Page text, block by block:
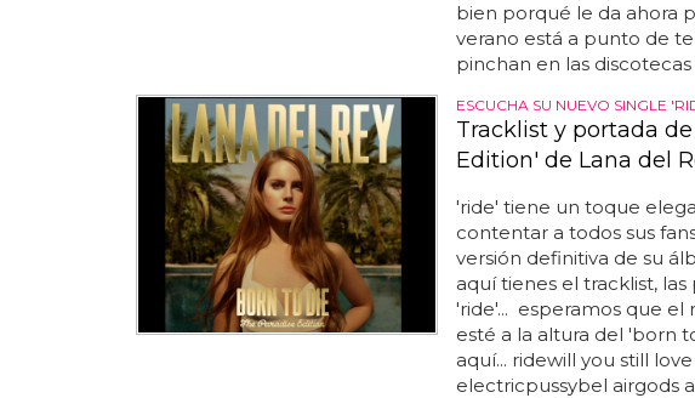
bien porqué le da ahora
verano está a punto de
pinchan en las discotecas
ESCUCHA SU NUEVO SINGLE
Tracklist y portada
Edition' de Lana del
'ride' tiene un toque
contentar a todos sus
versión definitiva de su
aquí tienes el tracklist,
'ride'... esperamos que el
esté a la altura del 'born
aquí... ridewill you still
electricpussybel airgods